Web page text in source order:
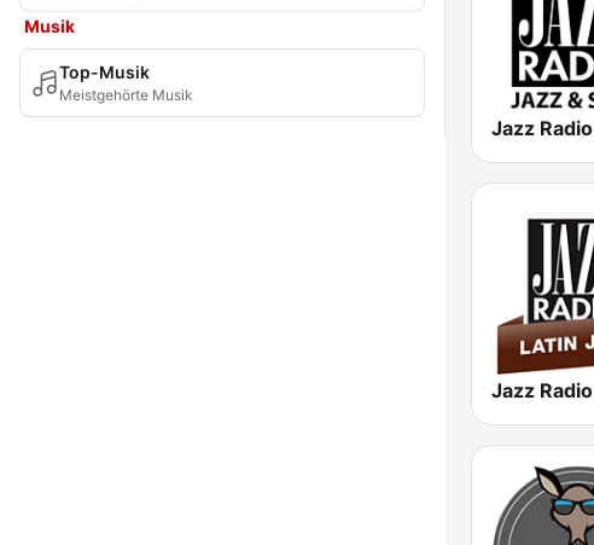
Musik
Top-Musik
Meistgehörte Musik
Jazz Radio